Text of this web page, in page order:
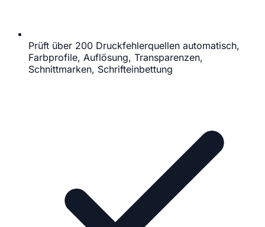
Prüft über 200 Druckfehlerquellen automatisch,
Farbprofile, Auflösung, Transparenzen,
Schnittmarken, Schrifteinbettung